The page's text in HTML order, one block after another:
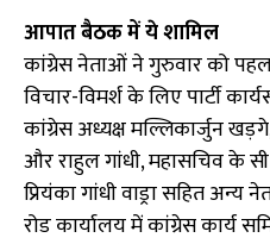
आपात बैठक में ये शामिल
कांग्रेस नेताओं ने गुरुवार को
विचार-विमर्श के लिए पार्टी
कांग्रेस अध्यक्ष मल्लिकार्जुन खड़गे,
और राहुल गांधी, महासचिव के
प्रियंका गांधी वाड्रा सहित
रोड कार्यालय में कांग्रेस कार्य